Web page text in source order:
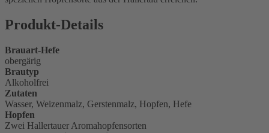
Produkt-Details
Brauart-Hefe
obergärig
Brautyp
Alkoholfrei
Zutaten
Wasser, Weizenmalz, Gerstenmalz, Hopfen, Hefe
Hopfen
Zwei Hallertauer Aromahopfensorten